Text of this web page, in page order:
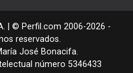
| © Perfil.com 2006-2026 -
reservados.
José Bonacifa.
número 5346433